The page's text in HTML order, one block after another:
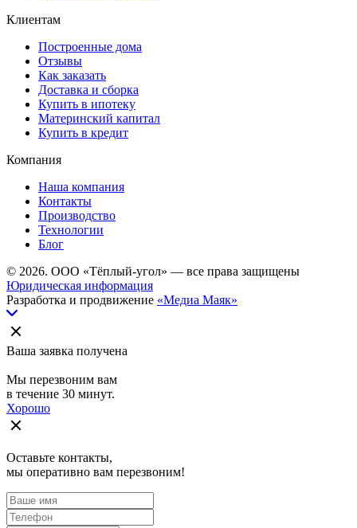
Клиентам
Построенные дома
Отзывы
Как заказать
Доставка и сборка
Купить в ипотеку
Материнский капитал
Купить в кредит
Компания
Наша компания
Контакты
Производство
Технологии
Блог
© 2026. ООО «Тёплый-угол» — все права защищены
Юридическая информация
Разработка и продвижение «Медиа Маяк»
Ваша заявка получена
Мы перезвоним вам
в течение 30 минут.
Хорошо
Оставьте контакты,
мы оперативно вам перезвоним!